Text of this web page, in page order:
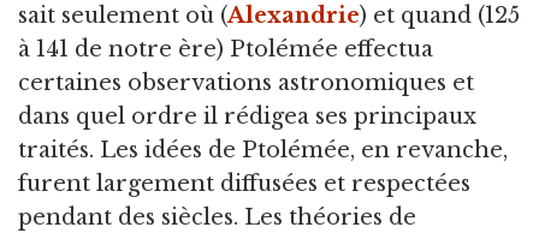
sait seulement où (Alexandrie) et quand (125
à 141 de notre ère) Ptolémée effectua
certaines observations astronomiques et
dans quel ordre il rédigea ses principaux
traités. Les idées de Ptolémée, en revanche,
furent largement diffusées et respectées
pendant des siècles. Les théories de